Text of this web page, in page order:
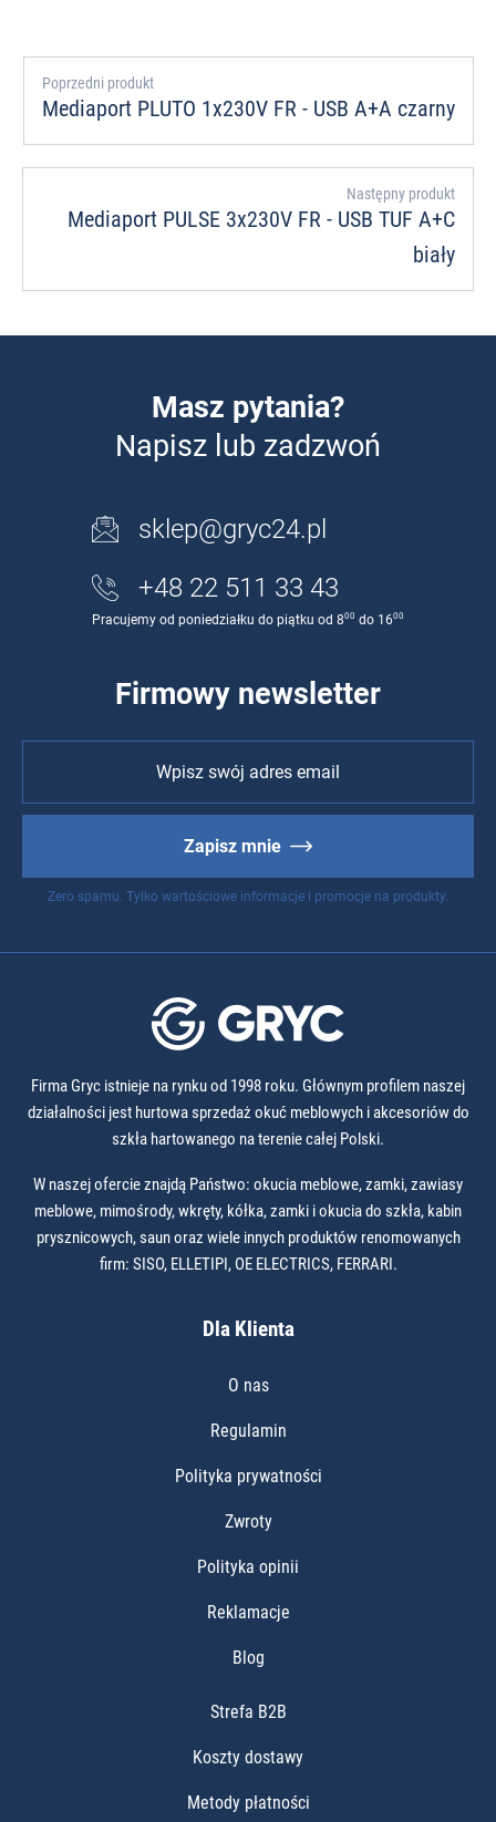
Poprzedni produkt
Mediaport PLUTO 1x230V FR - USB A+A czarny
Następny produkt
Mediaport PULSE 3x230V FR - USB TUF A+C
biały
Masz pytania?
Napisz lub zadzwoń
sklep@gryc24.pl
+48 22 511 33 43
Pracujemy od poniedziałku do piątku od 800 do 1600
Firmowy newsletter
Zapisz mnie
Zero spamu. Tylko wartościowe informacje i promocje na produkty.
Firma Gryc istnieje na rynku od 1998 roku. Głównym profilem naszej
działalności jest hurtowa sprzedaż okuć meblowych i akcesoriów do
szkła hartowanego na terenie całej Polski.
W naszej ofercie znajdą Państwo: okucia meblowe, zamki, zawiasy
meblowe, mimośrody, wkręty, kółka, zamki i okucia do szkła, kabin
prysznicowych, saun oraz wiele innych produktów renomowanych
firm: SISO, ELLETIPI, OE ELECTRICS, FERRARI.
Dla Klienta
O nas
Regulamin
Polityka prywatności
Zwroty
Polityka opinii
Reklamacje
Blog
Strefa B2B
Koszty dostawy
Metody płatności